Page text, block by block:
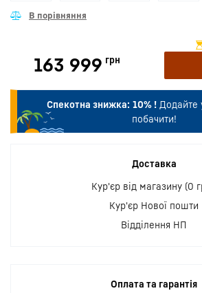
163 999 грн
Спекотна знижка: 10% !Додайте
побачити!
Доставка
Кур'єр від магазину (0
Кур'єр Нової пошти
Відділення НП
Оплата та гарантія